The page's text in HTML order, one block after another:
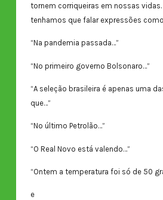
tornem corriqueiras em nossas vidas.
tenhamos que falar expressões
“Na pandemia passada…”
“No primeiro governo Bolsonaro…”
“A seleção brasileira é apenas uma
que…”
“No último Petrolão…”
“O Real Novo está valendo…”
“Ontem a temperatura foi só de 50
e